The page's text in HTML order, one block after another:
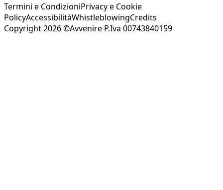
Termini e CondizioniPrivacy e Cookie
PolicyAccessibilitàWhistleblowingCredits
Copyright 2026 ©Avvenire P.Iva 00743840159